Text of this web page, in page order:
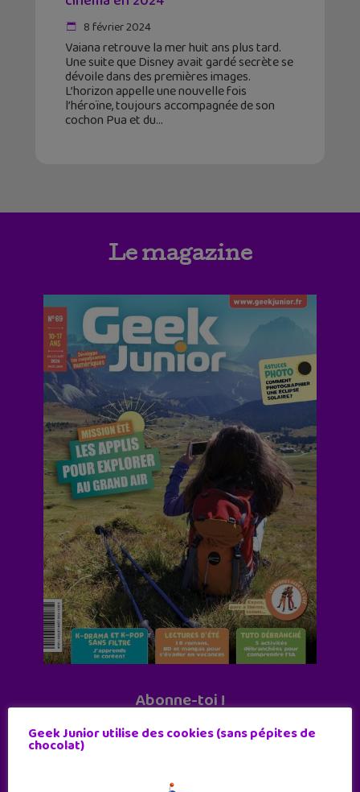
8 février 2024
Vaiana retrouve la mer huit ans plus tard.
Une suite que Disney avait gardé secrète se
dévoile dans des premières images.
L’horizon appelle une nouvelle fois
l’héroïne, toujours accompagnée de son
cochon Pua et du
Le magazine
Abonne-toi !
11 numéros par an
Geek Junior utilise des cookies (sans pépites de
chocolat)